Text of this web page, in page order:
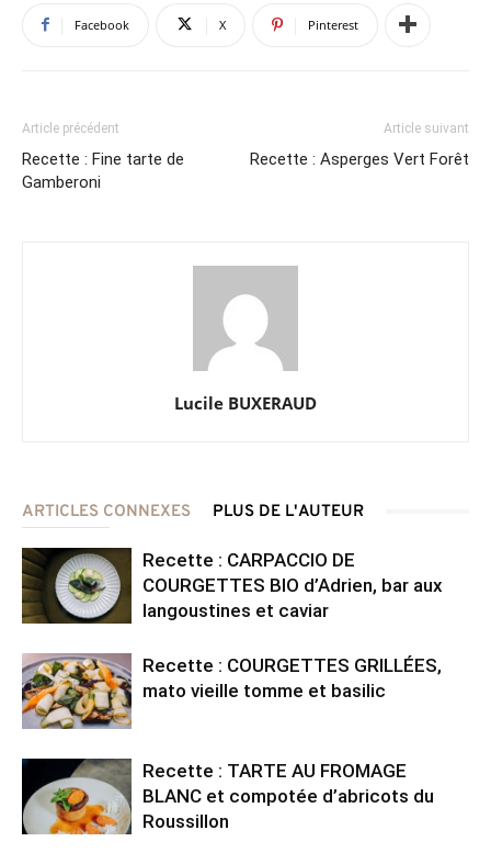
Facebook X Pinterest
Article précédent
Recette : Fine tarte de
Gamberoni
Article suivant
Recette : Asperges Vert Forêt
Lucile BUXERAUD
ARTICLES CONNEXES PLUS DE L'AUTEUR
Recette : CARPACCIO DE
COURGETTES BIO d’Adrien, bar aux
langoustines et caviar
Recette : COURGETTES GRILLÉES,
mato vieille tomme et basilic
Recette : TARTE AU FROMAGE
BLANC et compotée d’abricots du
Roussillon